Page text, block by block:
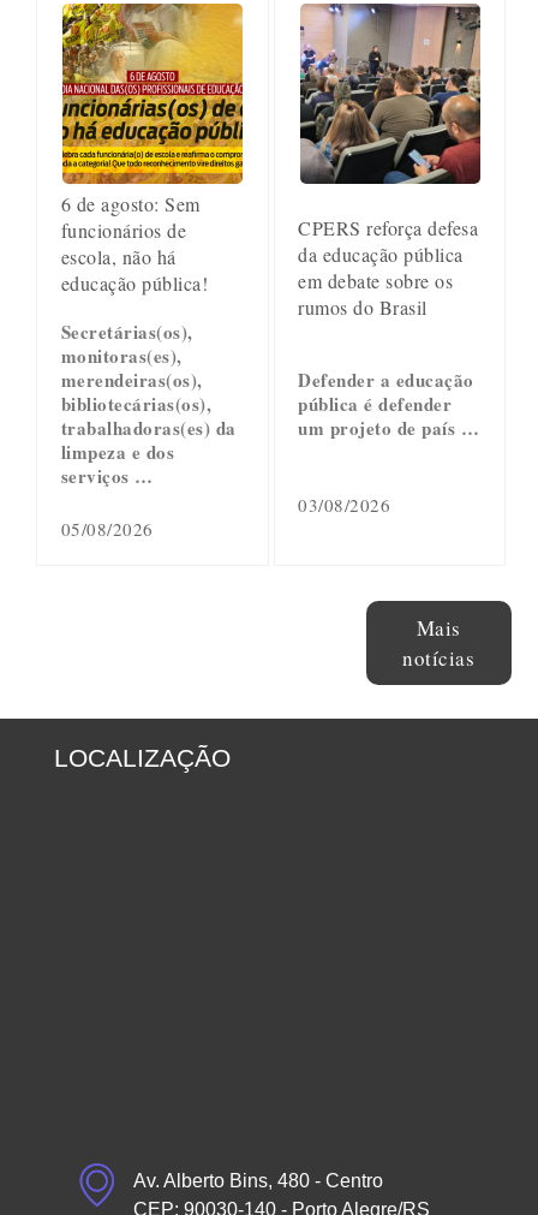
6 de agosto: Sem
funcionários de
escola, não há
educação pública!
Secretárias(os),
monitoras(es),
merendeiras(os),
bibliotecárias(os),
trabalhadoras(es) da
limpeza e dos
serviços …
05/08/2026
CPERS reforça defesa
da educação pública
em debate sobre os
rumos do Brasil
Defender a educação
pública é defender
um projeto de país …
03/08/2026
Mais
notícias
LOCALIZAÇÃO
Av. Alberto Bins, 480 - Centro
CEP: 90030-140 - Porto Alegre/RS